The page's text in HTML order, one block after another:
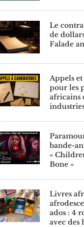
Le
de
Falade
Appels
pour les
africains
bande-
«
Bone »
Livres
ados : 4
avec des